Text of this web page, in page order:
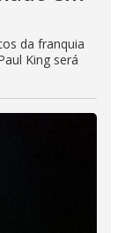
da franquia
King será